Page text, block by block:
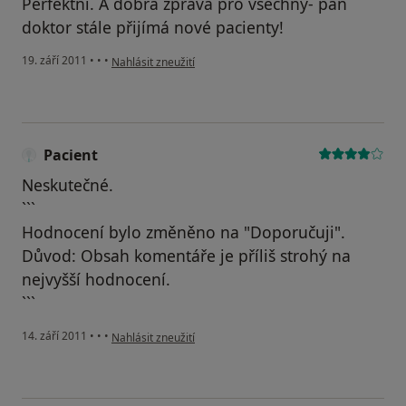
doktor stále přijímá nové pacienty!
19. září 2011 • • • podle názoru uživatele Pacient
Nahlásit zneužití
Pacient
Neskutečné.
```
Hodnocení bylo změněno na "Doporučuji".
Důvod: Obsah komentáře je příliš strohý na
nejvyšší hodnocení.
```
14. září 2011 • • • podle názoru uživatele Pacient
Nahlásit zneužití